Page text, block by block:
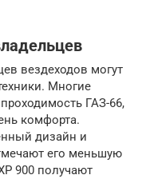
вездеходов могут
Многие
ГАЗ-66,
комфорта.
дизайн и
его меньшую
900 получают